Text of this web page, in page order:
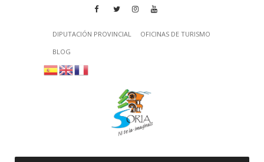
DIPUTACIÓN PROVINCIAL
OFICINAS DE TURISMO
BLOG